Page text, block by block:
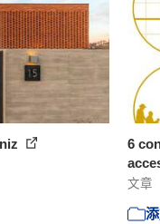
6
文章